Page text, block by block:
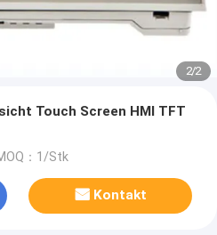
2/2
Touch Screen HMI TFT
：1/Stk
Kontakt